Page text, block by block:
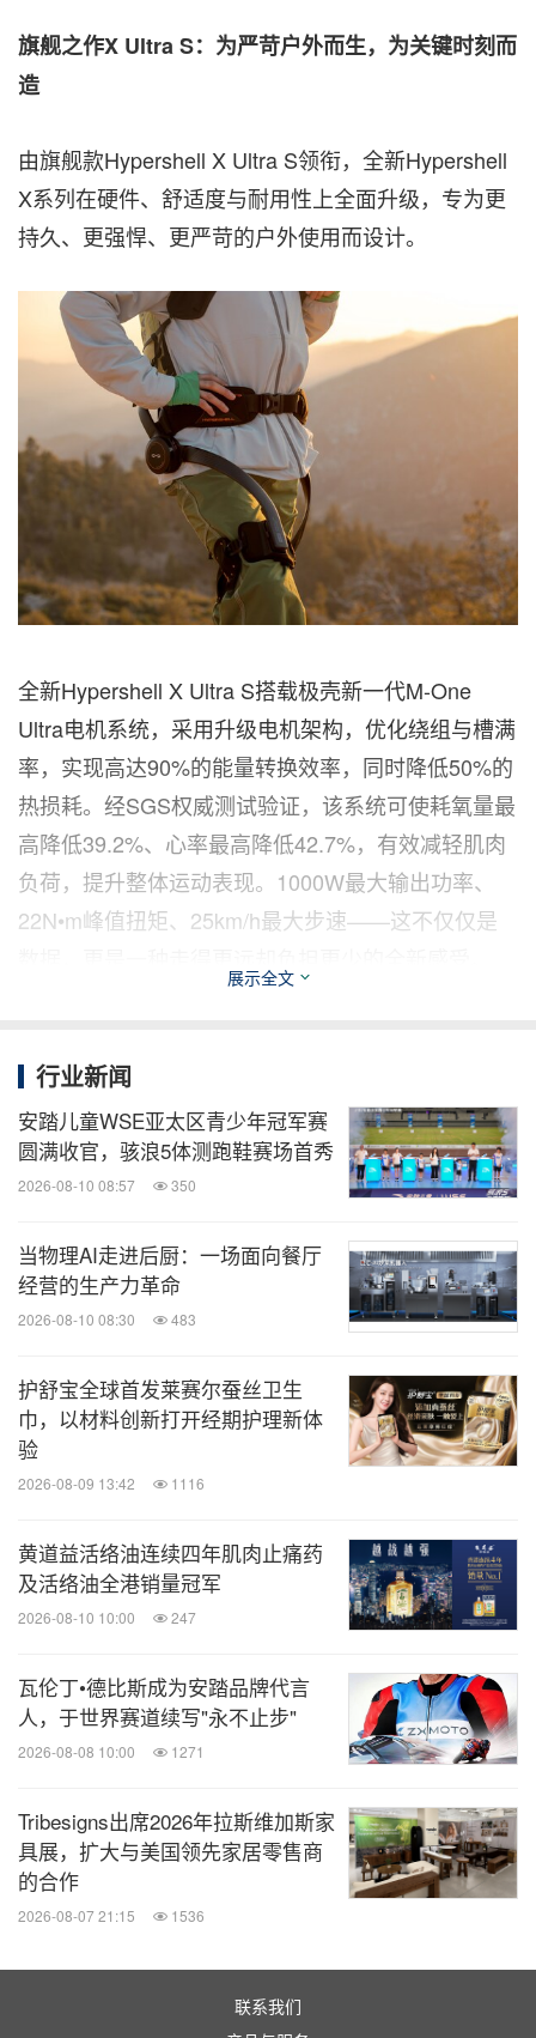
旗舰之作X Ultra S：为严苛户外而生，为关键时刻而
造
由旗舰款Hypershell X Ultra S领衔，全新Hypershell
X系列在硬件、舒适度与耐用性上全面升级，专为更
持久、更强悍、更严苛的户外使用而设计。
全新Hypershell X Ultra S搭载极壳新一代M-One
Ultra电机系统，采用升级电机架构，优化绕组与槽满
率，实现高达90%的能量转换效率，同时降低50%的
热损耗。经SGS权威测试验证，该系统可使耗氧量最
高降低39.2%、心率最高降低42.7%，有效减轻肌肉
负荷，提升整体运动表现。1000W最大输出功率、
22N•m峰值扭矩、25km/h最大步速——这不仅仅是
Hypershell X Ultra S 单块电池续航最长可达30公
里。X Ultra S 标配双电池，电量不足时可随时更
换，让用户全天候享受助力优势。同时，X Ultra S
标配充电底座与充电器，为用户带来更便捷的充电体
体型，蜂窝硅胶防滑设计确保运动过程中稳固就位，
贴合无感，人体工学背垫强化腰部支撑——极高的贴
合度与舒适度，确保用户即使全天候佩戴行走，也能
忽略设备的存在。
材料工艺上，全新Hypershell X Ultra S 业界首发搭
载的航天级钛合金3D打印髋部连杆与SpiralTwill 3000
100万次高扭矩摆动循环测试，轻盈无比，坚韧稳
固。同时具备IP54级防尘防水性能，可在-20°C至
应对。
HyperLIFT救援创新实地测试项目正式启动：以技术
展示全文
行业新闻
安踏儿童WSE亚太区青少年冠军赛
圆满收官，骇浪5体测跑鞋赛场首秀
2026-08-10 08:57 350
当物理AI走进后厨：一场面向餐厅
经营的生产力革命
2026-08-10 08:30 483
护舒宝全球首发莱赛尔蚕丝卫生
巾，以材料创新打开经期护理新体
验
2026-08-09 13:42 1116
黄道益活络油连续四年肌肉止痛药
及活络油全港销量冠军
2026-08-10 10:00 247
瓦伦丁•德比斯成为安踏品牌代言
人，于世界赛道续写"永不止步"
2026-08-08 10:00 1271
Tribesigns出席2026年拉斯维加斯家
具展，扩大与美国领先家居零售商
的合作
2026-08-07 21:15 1536
联系我们